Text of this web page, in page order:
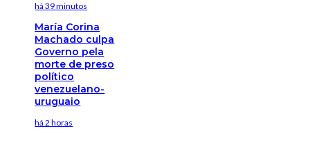
há 39 minutos
María Corina
Machado culpa
Governo pela
morte de preso
político
venezuelano-
uruguaio
há 2 horas